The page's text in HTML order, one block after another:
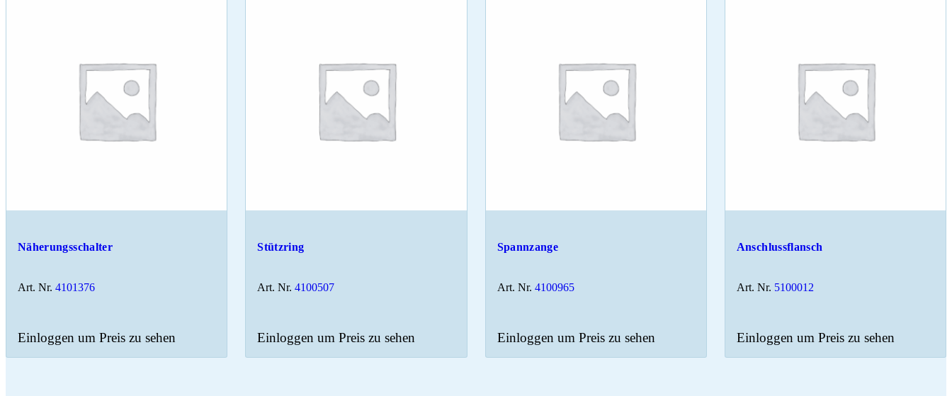
Näherungsschalter
Art. Nr. 4101376
Einloggen um Preis zu sehen
Stützring
Art. Nr. 4100507
Einloggen um Preis zu sehen
Spannzange
Art. Nr. 4100965
Einloggen um Preis zu sehen
Anschlussflansch
Art. Nr. 5100012
Einloggen um Preis zu sehen